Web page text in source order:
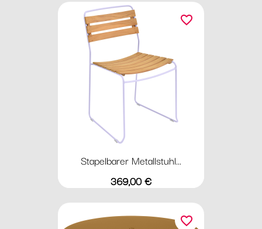
Stapelbarer Metallstuhl...
Preis
369,00 €
favorite_border
favorite_border